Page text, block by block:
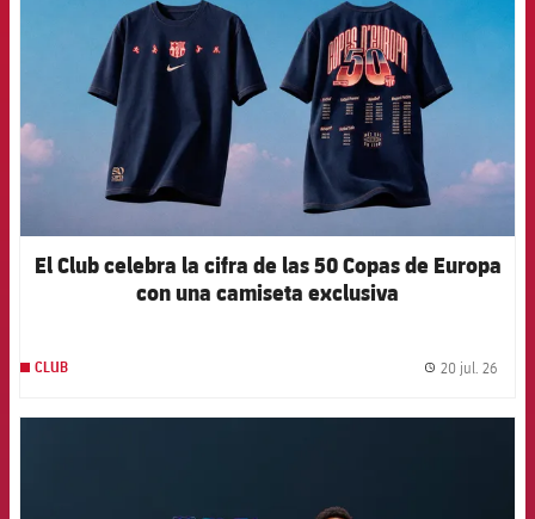
El Club celebra la cifra de las 50 Copas de Europa
con una camiseta exclusiva
CLUB 20 jul. 26